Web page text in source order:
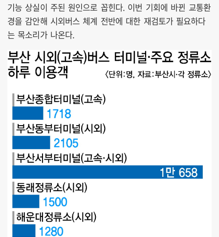
기능 상실이 주된 원인으로 꼽힌다. 이번 기회에 바뀐 교통환
경을 감안해 시외버스 체계 전반에 대한 재검토가 필요하다
는 목소리가 나온다.